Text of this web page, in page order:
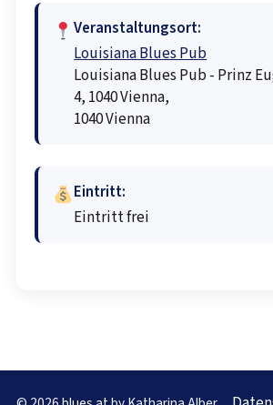
Veranstaltungsort:
Louisiana Blues Pub
Louisiana Blues Pub - Prinz
4, 1040 Vienna,
1040 Vienna
Eintritt:
Eintritt frei